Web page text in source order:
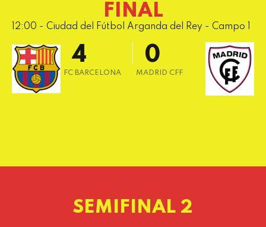
FINAL
12:00 - Ciudad del Fútbol Arganda del Rey - Campo 1
3
4
5
FC BARCELONA
8
9
0
MADRID CFF
SEMIFINAL 2
3
4
5